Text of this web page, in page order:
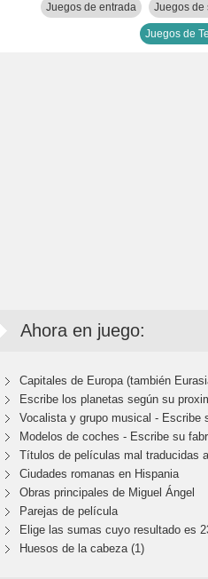
Juegos de entrada Juegos de
Juegos de
Ahora en juego:
Capitales de Europa (también
Escribe los planetas según su
Vocalista y grupo musical - Escribe
Modelos de coches - Escribe su
Títulos de películas mal traducidas
Ciudades romanas en Hispania
Obras principales de Miguel Ángel
Parejas de película
Elige las sumas cuyo resultado es
Huesos de la cabeza (1)